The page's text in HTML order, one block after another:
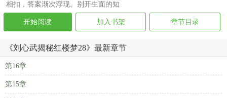
相扣，答案渐次浮现。别开生面的知
开始阅读 加入书架 章节目录
《刘心武揭秘红楼梦28》最新章节
第16章
第15章